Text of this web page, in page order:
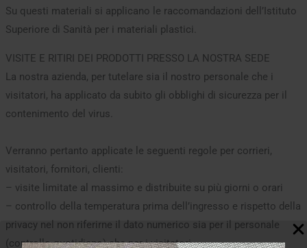
Su questi materiali si applicano le raccomandazioni dell’Istituto
Superiore di Sanità per i materiali plastici.
VISITE E RITIRI DEI PRODOTTI PRESSO LA NOSTRA SEDE
La nostra azienda, per tutelare sia il nostro personale che i
visitatori, ha applicato da subito gli obblighi di sicurezza per il
contenimento del virus.
Verranno pertanto applicate le seguenti regole per corrieri,
visitatori, fornitori, clienti:
– visite limitate al massimo e distribuite su più giorni o orari
– controllo della temperatura prima dell’ingresso e rispetto della
privacy nel non riferirne il dato numerico sia per il personale
(controllo quotidiano) che per i visitatori